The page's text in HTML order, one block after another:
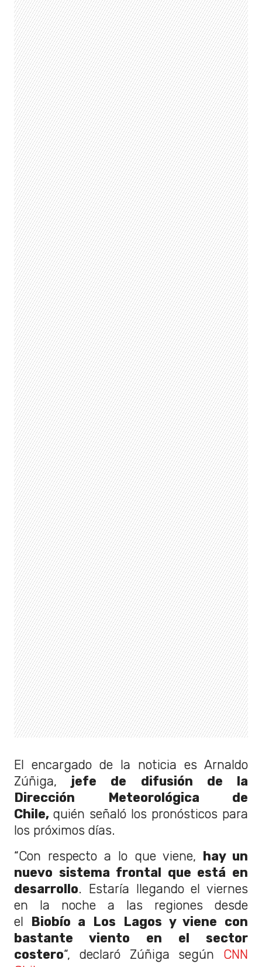
El encargado de la noticia es Arnaldo
Zúñiga, jefe de difusión de la
Dirección Meteorológica de
Chile, quién señaló los pronósticos para
los próximos días.
“Con respecto a lo que viene, hay un
nuevo sistema frontal que está en
desarrollo. Estaría llegando el viernes
en la noche a las regiones desde
el Biobío a Los Lagos y viene con
bastante viento en el sector
costero“, declaró Zúñiga según CNN